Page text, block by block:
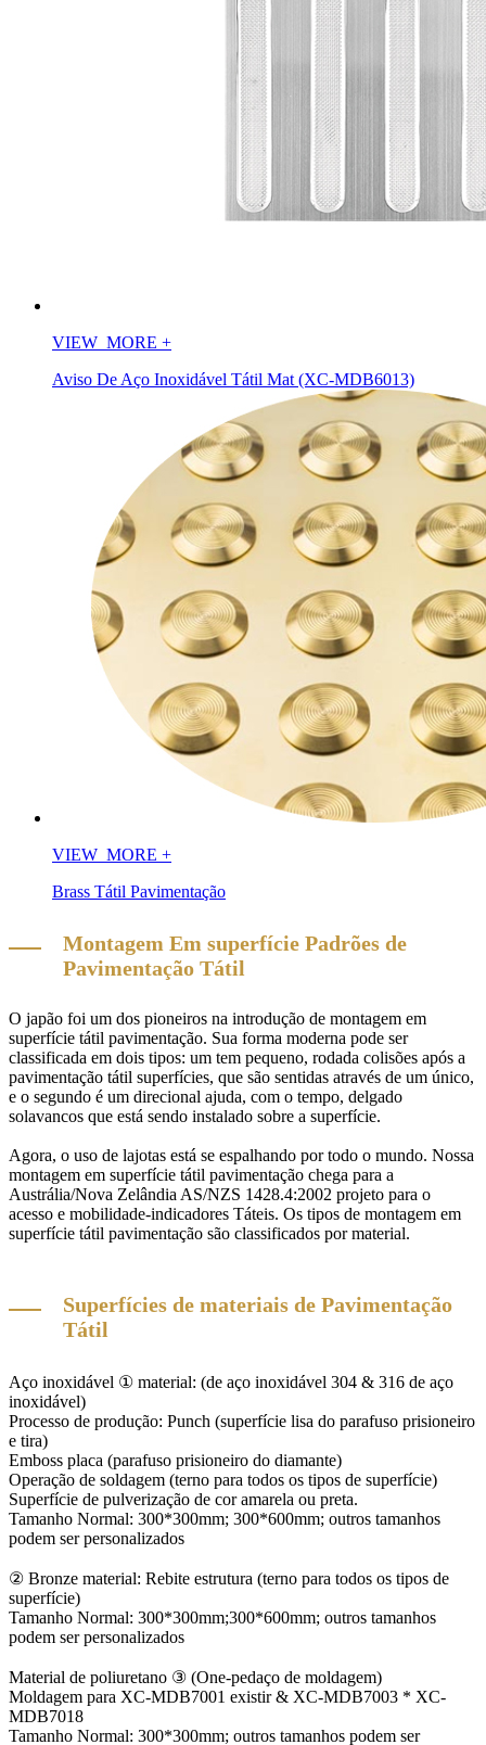
VIEW_MORE +
Aviso De Aço Inoxidável Tátil Mat (XC-MDB6013)
VIEW_MORE +
Brass Tátil Pavimentação
Montagem Em superfície Padrões de
Pavimentação Tátil
O japão foi um dos pioneiros na introdução de montagem em
superfície tátil pavimentação. Sua forma moderna pode ser
classificada em dois tipos: um tem pequeno, rodada colisões após a
pavimentação tátil superfícies, que são sentidas através de um único,
e o segundo é um direcional ajuda, com o tempo, delgado
solavancos que está sendo instalado sobre a superfície.
Agora, o uso de lajotas está se espalhando por todo o mundo. Nossa
montagem em superfície tátil pavimentação chega para a
Austrália/Nova Zelândia AS/NZS 1428.4:2002 projeto para o
acesso e mobilidade-indicadores Táteis. Os tipos de montagem em
superfície tátil pavimentação são classificados por material.
Superfícies de materiais de Pavimentação
Tátil
Aço inoxidável ① material: (de aço inoxidável 304 & 316 de aço
inoxidável)
Processo de produção: Punch (superfície lisa do parafuso prisioneiro
e tira)
Emboss placa (parafuso prisioneiro do diamante)
Operação de soldagem (terno para todos os tipos de superfície)
Superfície de pulverização de cor amarela ou preta.
Tamanho Normal: 300*300mm; 300*600mm; outros tamanhos
podem ser personalizados
② Bronze material: Rebite estrutura (terno para todos os tipos de
superfície)
Tamanho Normal: 300*300mm;300*600mm; outros tamanhos
podem ser personalizados
Material de poliuretano ③ (One-pedaço de moldagem)
Moldagem para XC-MDB7001 existir & XC-MDB7003 * XC-
MDB7018
Tamanho Normal: 300*300mm; outros tamanhos podem ser